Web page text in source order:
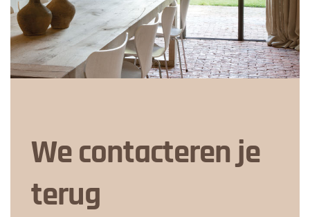
We contacteren je
terug